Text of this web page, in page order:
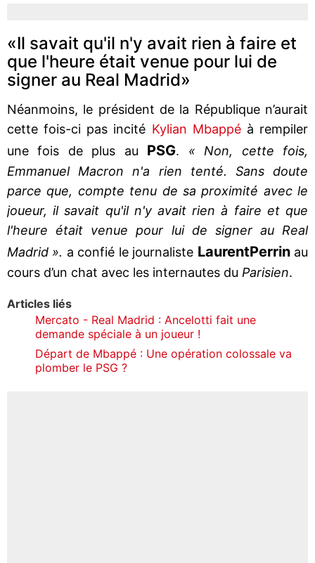
«Il savait qu'il n'y avait rien à faire et
que l'heure était venue pour lui de
signer au Real Madrid»
Néanmoins, le président de la République n’aurait
cette fois-ci pas incité Kylian Mbappéà rempiler
une fois de plus au PSG. « Non, cette fois,
Emmanuel Macron n'a rien tenté. Sans doute
parce que, compte tenu de sa proximité avec le
joueur, il savait qu'il n'y avait rien à faire et que
l'heure était venue pour lui de signer au Real
Madrid ». a confié le journaliste LaurentPerrinau
cours d’un chat avec les internautes du Parisien.
Articles liés
Mercato - Real Madrid : Ancelotti fait une
demande spéciale à un joueur !
Départ de Mbappé : Une opération colossale va
plomber le PSG ?